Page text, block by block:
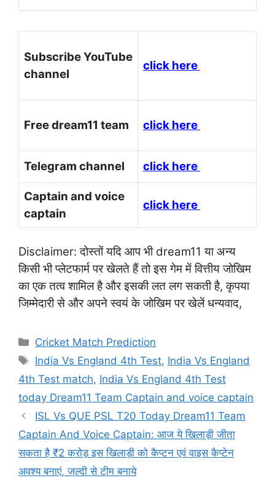
Subscribe YouTube
channel
click here
Free dream11 team click here
Telegram channel click here
Captain and voice
captain
click here
Disclaimer: दोस्तों यदि आप भी dream11 या अन्य
किसी भी प्लेटफार्म पर खेलते हैं तो इस गेम में वित्तीय जोखिम
का एक तत्व शामिल है और इसकी लत लग सकती है, कृपया
जिम्मेदारी से और अपने स्वयं के जोखिम पर खेलें धन्यवाद,
Categories
Cricket Match Prediction
Tags
India Vs England 4th Test, India Vs England
4th Test match, India Vs England 4th Test
today Dream11 Team Captain and voice captain
ISL Vs QUE PSL T20 Today Dream11 Team
Captain And Voice Captain: आज ये खिलाड़ी जीता
सकता है ₹2 करोड़ इस खिलाड़ी को कैप्टन एवं वाइस कैप्टेन
अवश्य बनाएं, जल्दी से टीम बनाये